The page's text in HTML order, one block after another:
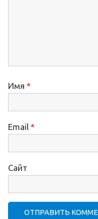
Имя *
Email *
Сайт